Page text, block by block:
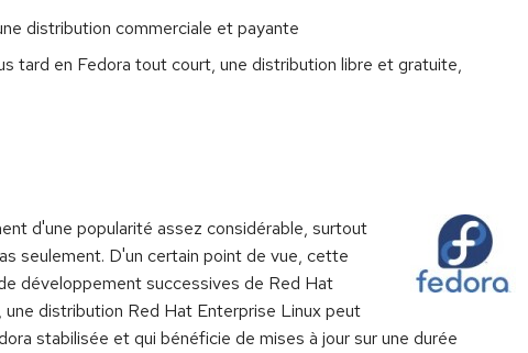
distribution commerciale et payante
tard en Fedora tout court, une distribution libre et gratuite,
d'une popularité assez considérable, surtout
seulement. D'un certain point de vue, cette
développement successives de Red Hat
distribution Red Hat Enterprise Linux peut
stabilisée et qui bénéficie de mises à jour sur une durée